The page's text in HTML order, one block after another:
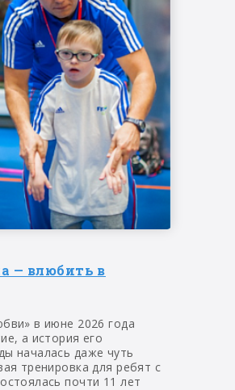
— влюбить в
в июне 2026 года
а история его
началась даже чуть
тренировка для ребят с
почти 11 лет